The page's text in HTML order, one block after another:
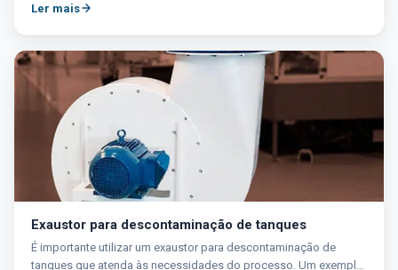
Ler mais
Exaustor para descontaminação de tanques
É importante utilizar um exaustor para descontaminação de
tanques que atenda às necessidades do processo. Um exemplo